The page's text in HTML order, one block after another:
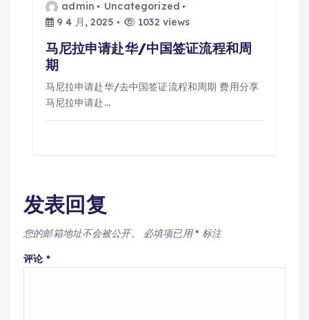
admin
Uncategorized
9 4 月, 2025
1032 views
马尼拉申请赴华/中国签证流程和周
期
马尼拉申请赴华/去中国签证流程和周期 费用分享
马尼拉申请赴…
发表回复
您的邮箱地址不会被公开。 必填项已用* 标注
评论 *